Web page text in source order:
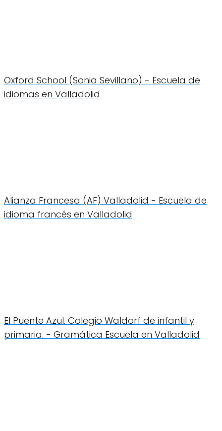
Oxford School (Sonia Sevillano) - Escuela de
idiomas en Valladolid
Alianza Francesa (AF) Valladolid - Escuela de
idioma francés en Valladolid
El Puente Azul. Colegio Waldorf de infantil y
primaria. - Gramática Escuela en Valladolid